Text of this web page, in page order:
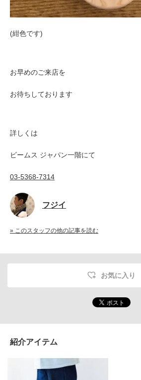
(紺色です)
お早めのご来店を
お待ちしております
詳しくは
ビームス ジャパン一階にて
03-5368-7314
フジイ
» このスタッフの他の記事を読む
お気に入り
紹介アイテム